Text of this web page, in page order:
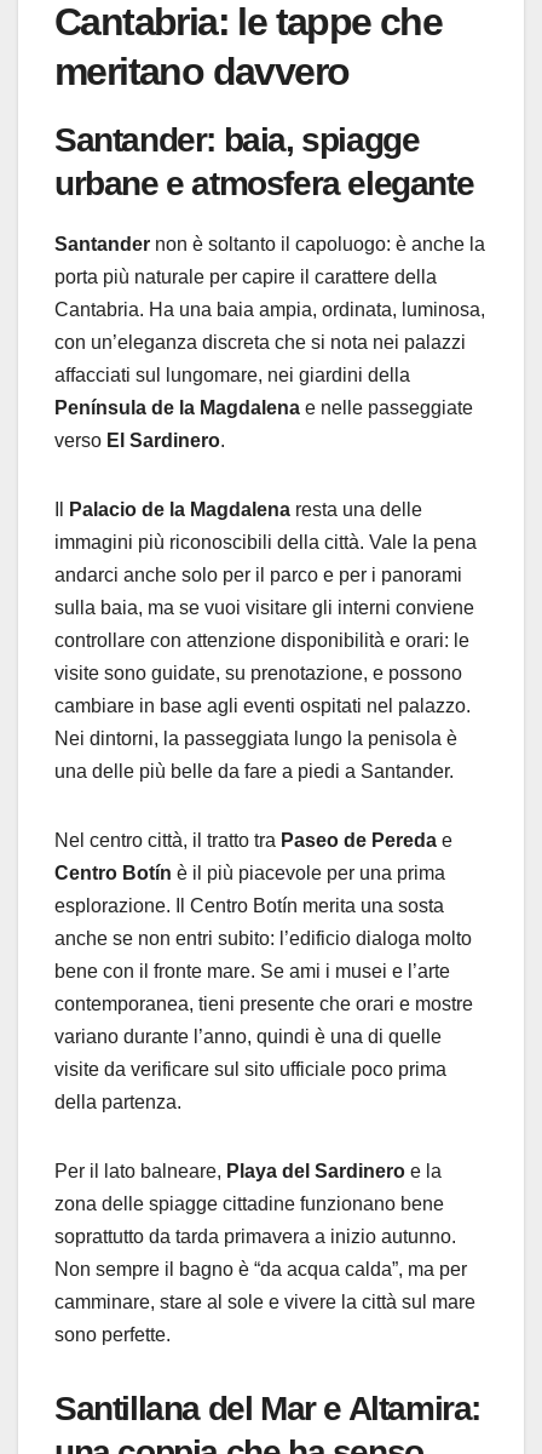
Cantabria: le tappe che
meritano davvero
Santander: baia, spiagge
urbane e atmosfera elegante
Santander non è soltanto il capoluogo: è anche la
porta più naturale per capire il carattere della
Cantabria. Ha una baia ampia, ordinata, luminosa,
con un’eleganza discreta che si nota nei palazzi
affacciati sul lungomare, nei giardini della
Península de la Magdalena e nelle passeggiate
verso El Sardinero.
Palacio de la Magdalena resta una delle
immagini più riconoscibili della città. Vale la pena
andarci anche solo per il parco e per i panorami
sulla baia, ma se vuoi visitare gli interni conviene
controllare con attenzione disponibilità e orari: le
visite sono guidate, su prenotazione, e possono
cambiare in base agli eventi ospitati nel palazzo.
Nei dintorni, la passeggiata lungo la penisola è
una delle più belle da fare a piedi a Santander.
Nel centro città, il tratto tra Paseo de Pereda e
Centro Botín è il più piacevole per una prima
esplorazione. Il Centro Botín merita una sosta
anche se non entri subito: l’edificio dialoga molto
bene con il fronte mare. Se ami i musei e l’arte
contemporanea, tieni presente che orari e mostre
variano durante l’anno, quindi è una di quelle
visite da verificare sul sito ufficiale poco prima
della partenza.
Per il lato balneare, Playa del Sardinero e la
zona delle spiagge cittadine funzionano bene
soprattutto da tarda primavera a inizio autunno.
Non sempre il bagno è “da acqua calda”, ma per
camminare, stare al sole e vivere la città sul mare
sono perfette.
Santillana del Mar e Altamira: